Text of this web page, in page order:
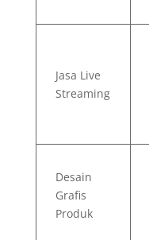
Jasa Live
Streaming
Desain
Grafis
Produk